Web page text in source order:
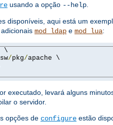
usando a opção --help.
disponíveis, aqui está um
mod_ldap e mod_lua:
\
sw/pkg/apache \
executado, levará alguns
o servidor.
opções de configure estão